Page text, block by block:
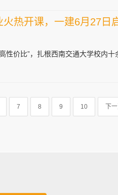
热开课，一建6月27日
性价比”，扎根西南交通大学校内
7 8 9 10 下